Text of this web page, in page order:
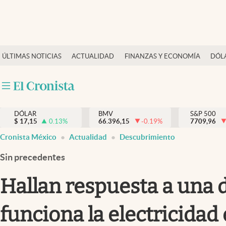
ÚLTIMAS NOTICIAS ACTUALIDAD FINANZAS Y ECONOMÍA
Actualidad
Internacionales
Opinión
Brand Strategy
Vida y estilo
Tv
DÓLAR
$ 17,15 0.13%
BMV
66.396,15
-0.19%
S&P 500
7709,96
Cronista México Actualidad Descubrimiento
Sin precedentes
Hallan respuesta a una
funciona la electricidad